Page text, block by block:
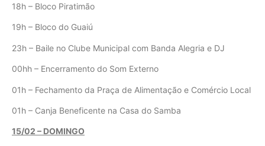
18h – Bloco Piratimão
19h – Bloco do Guaiú
23h – Baile no Clube Municipal com Banda Alegria e DJ
00hh – Encerramento do Som Externo
01h – Fechamento da Praça de Alimentação e Comércio Local
01h – Canja Beneficente na Casa do Samba
15/02 – DOMINGO